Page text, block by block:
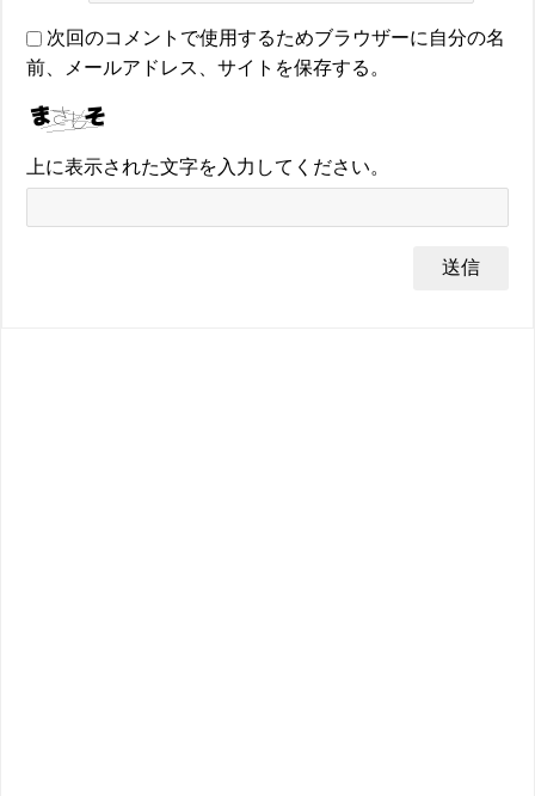
次回のコメントで使用するためブラウザーに自分の名
前、メールアドレス、サイトを保存する。
上に表示された文字を入力してください。